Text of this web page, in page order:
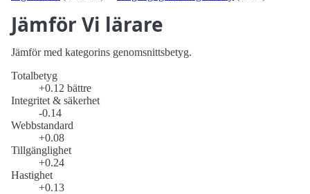
Jämför Vi lärare
Jämför med kategorins genomsnittsbetyg.
Totalbetyg
+0.12 bättre
Integritet & säkerhet
-0.14
Webbstandard
+0.08
Tillgänglighet
+0.24
Hastighet
+0.13